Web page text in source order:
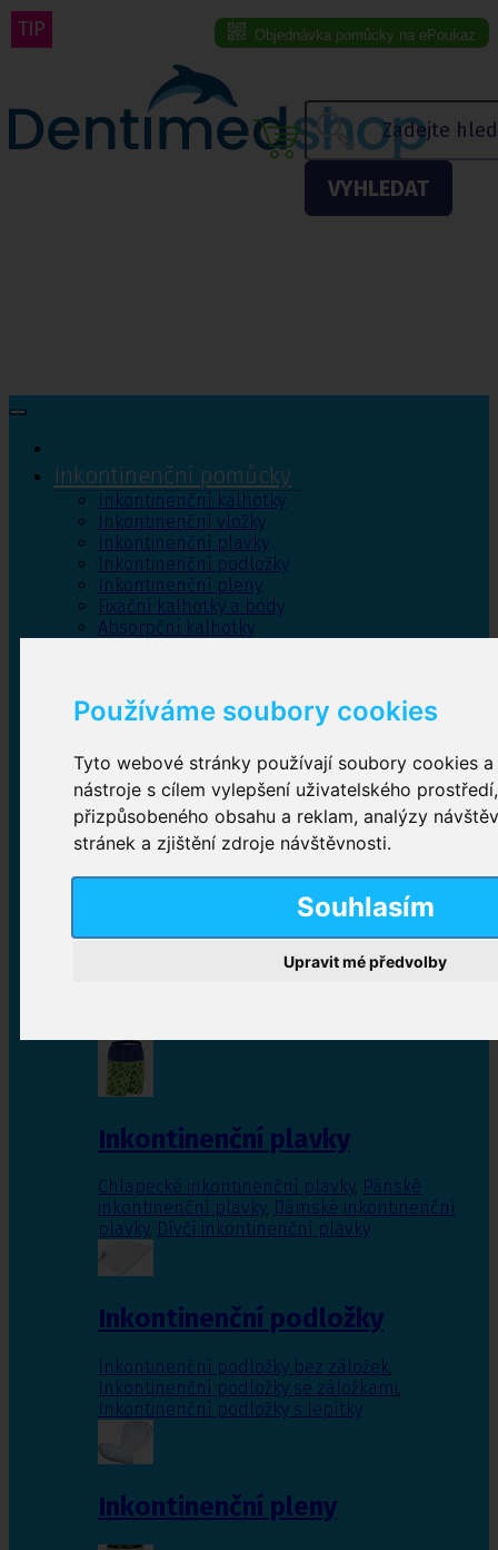
Používáme soubory cookies
Tyto webové stránky používají soubory cookies
nástroje s cílem vylepšení uživatelského
přizpůsobeného obsahu a reklam, analýzy
stránek a zjištění zdroje návštěvnosti.
Souhlasím
Upravit mé předvolby
Objednávka pomůcky na ePoukaz
VYHLEDAT
Menu eshopu
Inkontinenční pomůcky
Inkontinenční kalhotky
Inkontinenční vložky
Inkontinenční plavky
Inkontinenční podložky
Inkontinenční pleny
Fixační kalhotky a body
Absorpční kalhotky
Inkontinenční kalhotky
Plenkové kalhotky navlékací,Plenkové kalhotky
zalepovací,Inkontinenční kalhotky dámské
Inkontinenční vložky
Inkontinenční plavky
Chlapecké inkontinenční plavky, Pánské
inkontinenční plavky, Dámské inkontinenční
plavky, Dívčí inkontinenční plavky
Inkontinenční podložky
Inkontinenční podložky bez záložek,
Inkontinenční podložky se záložkami,
Inkontinenční podložky s lepítky
Inkontinenční pleny
TIP